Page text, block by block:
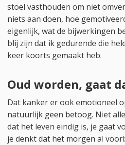
stoel vasthouden om niet
niets aan doen, hoe
eigenlijk, wat de bijwerkingen
blij zijn dat ik gedurende die
keer koorts gemaakt heb.
Oud worden, gaat
Dat kanker er ook emotioneel
natuurlijk geen betoog. Niet
dat het leven eindig is, je gaat
je denkt dat het morgen al